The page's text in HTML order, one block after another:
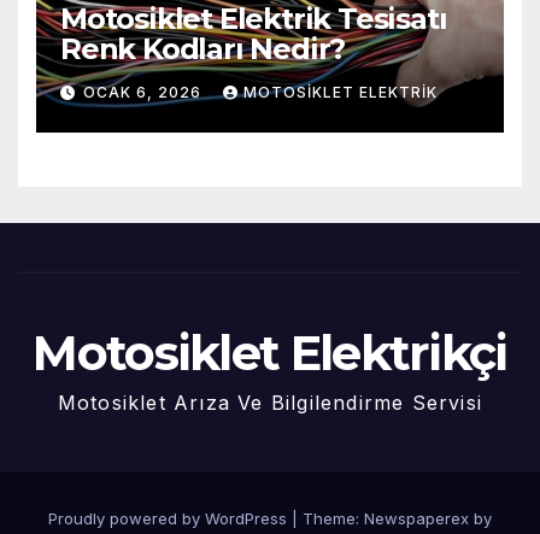
Motosiklet Elektrik Tesisatı
Renk Kodları Nedir?
OCAK 6, 2026 MOTOSIKLET ELEKTRIK
Motosiklet Elektrikçi
Motosiklet Arıza Ve Bilgilendirme Servisi
Proudly powered by WordPress Theme: Newspaperex by